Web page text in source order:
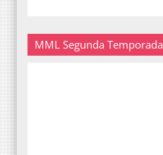
MML Segunda Temporada